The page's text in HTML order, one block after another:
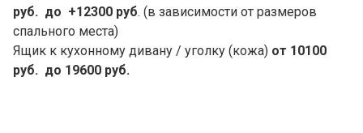
руб. до +12300 руб. (в зависимости от размеров
спального места)
Ящик к кухонному дивану / уголку (кожа) от 10100
руб. до 19600 руб.